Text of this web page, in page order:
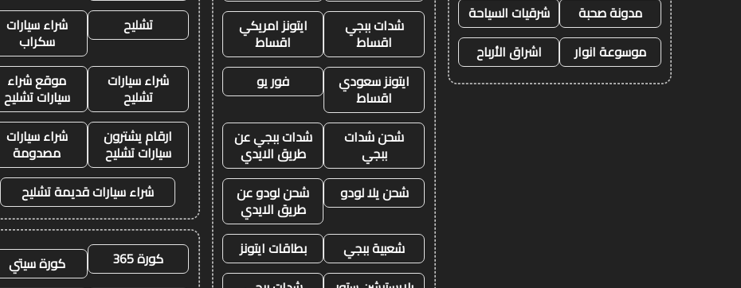
مدونة صحبة
شرقيات السياحة
موسوعة انوار
اشراق الأرباح
شدات ببجي
اقساط
ايتونز امريكي
اقساط
ايتونز سعودي
اقساط
فور يو
شحن شدات
ببجي
شدات ببجي عن
طريق الايدي
شحن يلا لودو
شحن لودو عن
طريق الايدي
شعبية ببجي
بطاقات ايتونز
تشليح شراء سيارات
سكراب
شراء سيارات
تشليح
موقع شراء
سيارات تشليح
ارقام يشترون
سيارات تشليح
شراء سيارات
مصدومة
شراء سيارات قديمة تشليح
كورة 365
كورة سيتي